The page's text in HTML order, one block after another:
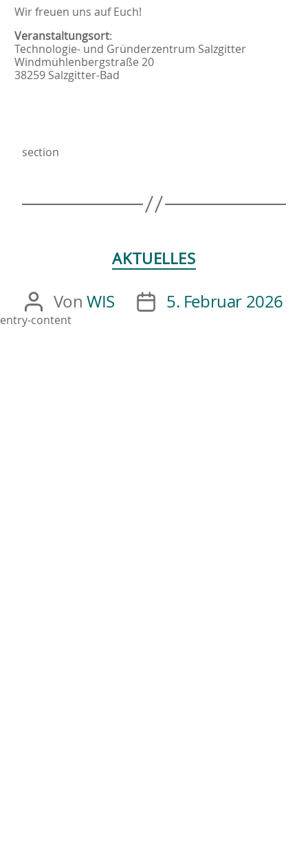
Wir freuen uns auf Euch!
Veranstaltungsort:
Technologie- und Gründerzentrum Salzgitter
Windmühlenbergstraße 20
38259 Salzgitter-Bad
section
AKTUELLES
VonWIS 5. Februar 2026
entry-content